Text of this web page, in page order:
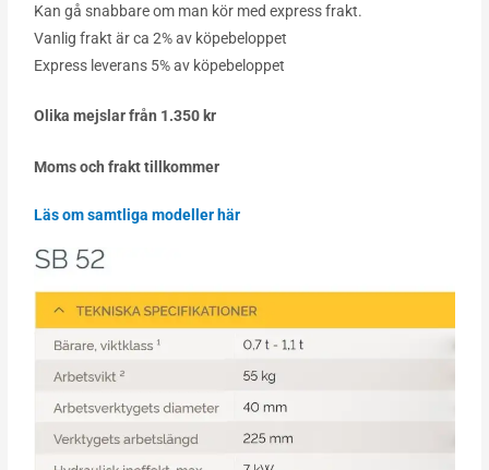
Kan gå snabbare om man kör med express frakt.
Vanlig frakt är ca 2% av köpebeloppet
Express leverans 5% av köpebeloppet
Olika mejslar från 1.350 kr
Moms och frakt tillkommer
Läs om samtliga modeller här